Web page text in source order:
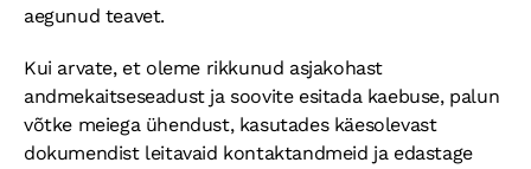
aegunud teavet.
Kui arvate, et oleme rikkunud asjakohast
andmekaitseseadust ja soovite esitada kaebuse, palun
võtke meiega ühendust, kasutades käesolevast
dokumendist leitavaid kontaktandmeid ja edastage